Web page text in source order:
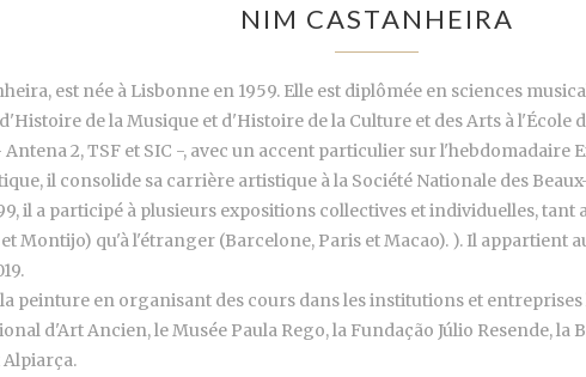
NIM CASTANHEIRA
est née à Lisbonne en 1959. Elle est diplômée en sciences
de la Musique et d'Histoire de la Culture et des Arts à l'École
2, TSF et SIC -, avec un accent particulier sur l'hebdomadaire
il consolide sa carrière artistique à la Société Nationale des
il a participé à plusieurs expositions collectives et individuelles, tant
Montijo) qu'à l'étranger (Barcelone, Paris et Macao). ). Il appartient
peinture en organisant des cours dans les institutions et
d'Art Ancien, le Musée Paula Rego, la Fundação Júlio Resende,
Alpiarça.